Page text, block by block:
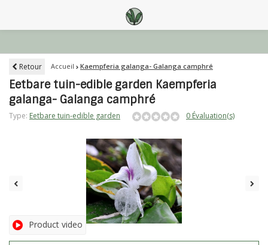
Retour Accueil Kaempferia galanga- Galanga camphré
Eetbare tuin-edible garden Kaempferia
galanga- Galanga camphré
Type: Eetbare tuin-edible garden 0 Évaluation(s)
Product video